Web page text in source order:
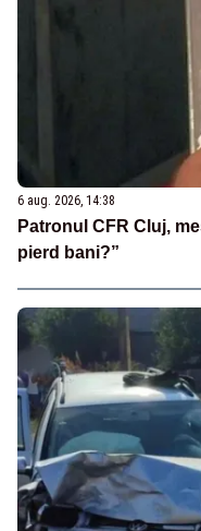
6 aug. 2026, 14:38
Patronul CFR Cluj,
pierd bani?”